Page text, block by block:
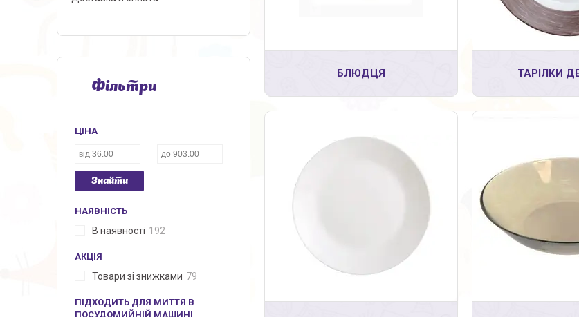
БЛЮДЦЯ ТАРІЛКИ
2 52
42
Фільтри
ЦІНА
Знайти
НАЯВНІСТЬ
В наявності 192
АКЦІЯ
Товари зі знижками 79
ПІДХОДИТЬ ДЛЯ МИТТЯ В
ПОСУДОМИЙНІЙ МАШИНІ